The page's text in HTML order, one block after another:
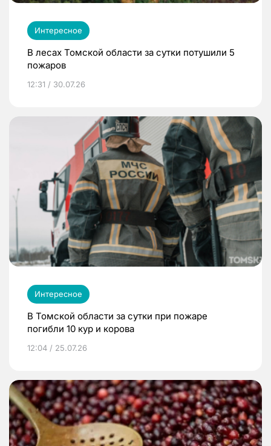
Интересное
В лесах Томской области за сутки потушили 5
пожаров
12:31 / 30.07.26
Интересное
В Томской области за сутки при пожаре
погибли 10 кур и корова
12:04 / 25.07.26